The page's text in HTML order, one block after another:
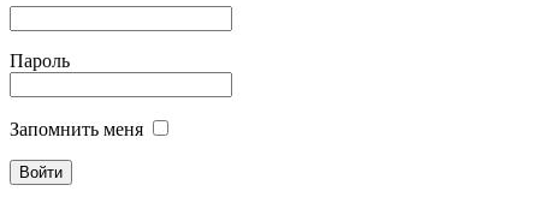
Пароль
Запомнить меня